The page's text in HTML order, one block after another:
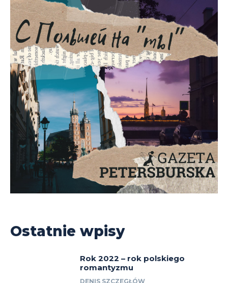
Ostatnie wpisy
Rok 2022 – rok polskiego
romantyzmu
DENIS SZCZEGŁÓW